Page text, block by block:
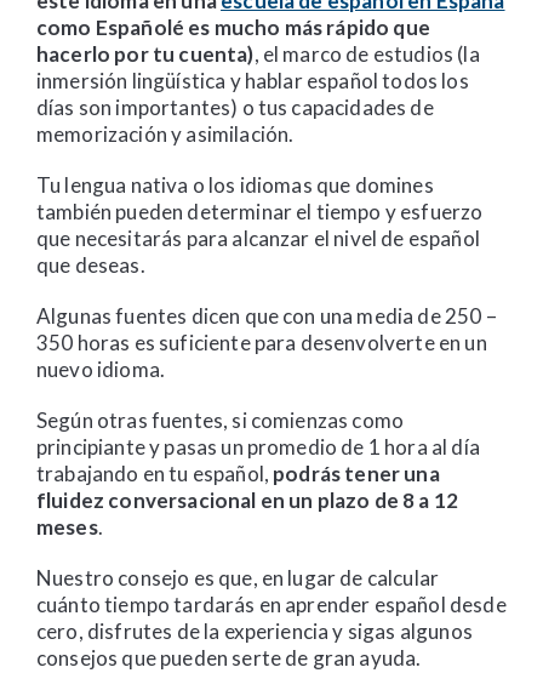
como Españolé es mucho más rápido que
hacerlo por tu cuenta), el marco de estudios (la
inmersión lingüística y hablar español todos los
días son importantes) o tus capacidades de
memorización y asimilación.
Tu lengua nativa o los idiomas que domines
también pueden determinar el tiempo y esfuerzo
que necesitarás para alcanzar el nivel de español
que deseas.
Algunas fuentes dicen que con una media de 250 –
350 horas es suficiente para desenvolverte en un
nuevo idioma.
Según otras fuentes, si comienzas como
principiante y pasas un promedio de 1 hora al día
trabajando en tu español, podrás tener una
fluidez conversacional en un plazo de 8 a 12
meses.
Nuestro consejo es que, en lugar de calcular
cuánto tiempo tardarás en aprender español desde
cero, disfrutes de la experiencia y sigas algunos
consejos que pueden serte de gran ayuda.